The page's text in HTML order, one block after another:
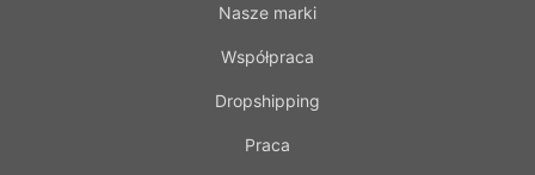
Nasze marki
Współpraca
Dropshipping
Praca